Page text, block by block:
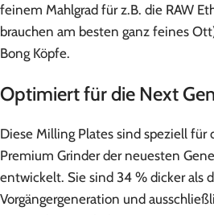
feinem Mahlgrad für z.B. die RAW
brauchen am besten ganz feines
Bong Köpfe.
Optimiert für die Next
Diese Milling Plates sind speziell für
Premium Grinder der neuesten
entwickelt. Sie sind 34 % dicker als
Vorgängergeneration und